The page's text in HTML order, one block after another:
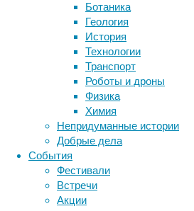
Ботаника
Геология
История
Технологии
Транспорт
Роботы и дроны
Физика
Химия
Непридуманные истории
Добрые дела
События
Фестивали
Встречи
Акции
Ранее
такой
формы
социального
обучения
насекомых
не
замечали,
а
некоторые
ученые
считают,
инструменты и методы
исследования
лекарства медицина
мозг наука неврология
нейробиология
нейрофизиология
онкология
поведение
сон социальные проблемы
физиология
эмоции